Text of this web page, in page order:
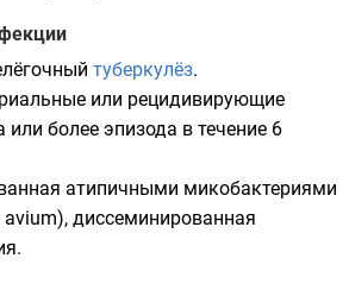
туберкулёз.
или рецидивирующие
или более эпизода в течение 6
атипичными микобактериями
avium), диссеминированная